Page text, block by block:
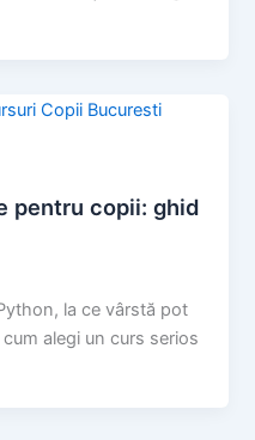
pentru copii: ghid
la ce vârstă pot
alegi un curs serios